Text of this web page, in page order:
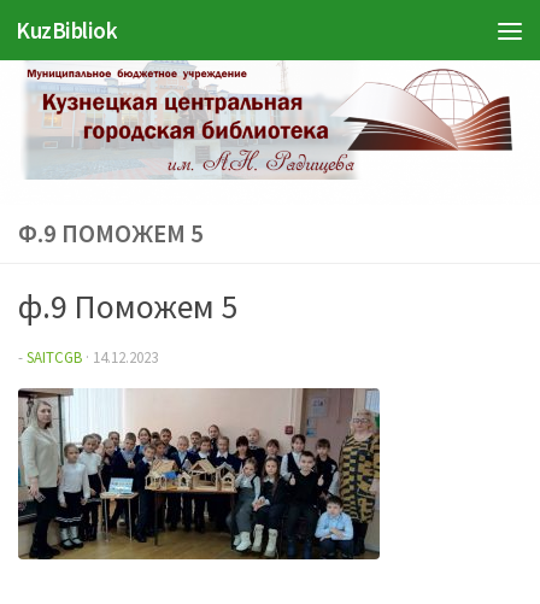
Перейти к содержимому
KuzBibliok
Ф.9 ПОМОЖЕМ 5
ф.9 Поможем 5
-SAITCGB · 14.12.2023